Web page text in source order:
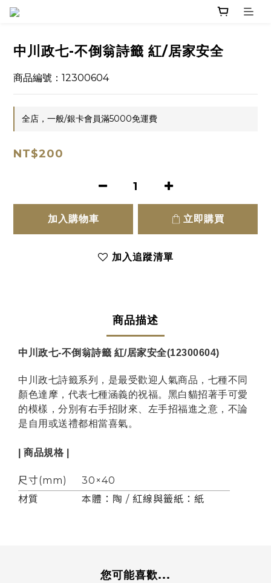
中川政七-不倒翁詩籤 紅/居家安全
商品編號：12300604
全店，一般/銀卡會員滿5000免運費
NT$200
加入購物車 立即購買
加入追蹤清單
商品描述
中川政七-不倒翁詩籤 紅/居家安全(12300604)
中川政七詩籤系列，是最受歡迎人氣商品，七種不同
顏色達摩，代表七種涵義的祝福。黑白貓招著手可愛
的模樣，分別有右手招財來、左手招福進之意，不論
是自用或送禮都相當喜氣。
| 商品規格 |
尺寸(mm)
30×40
材質
本體：陶 / 紅線與籤紙：紙
您可能喜歡...